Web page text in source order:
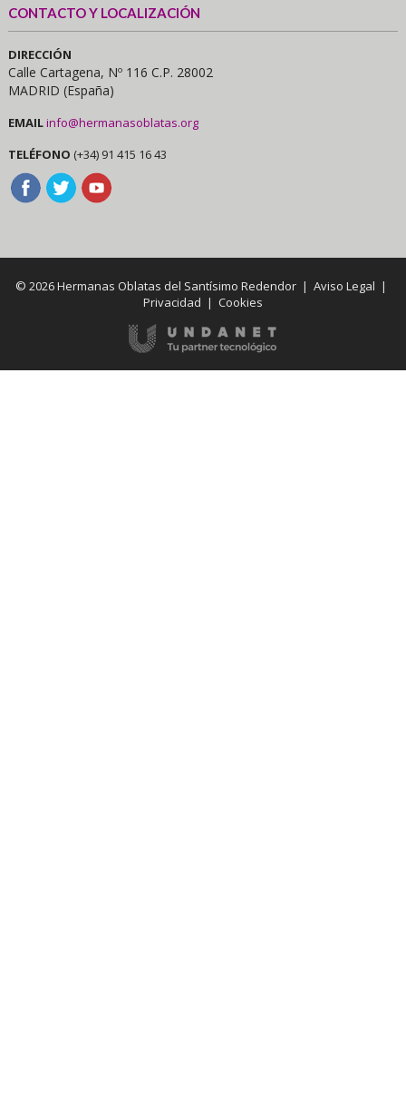
CONTACTO Y LOCALIZACIÓN
DIRECCIÓN
Calle Cartagena, Nº 116 C.P. 28002
MADRID (España)
EMAILinfo@hermanasoblatas.org
TELÉFONO (+34) 91 415 16 43
© 2026 Hermanas Oblatas del Santísimo Redendor |Aviso Legal |
Privacidad | Cookies